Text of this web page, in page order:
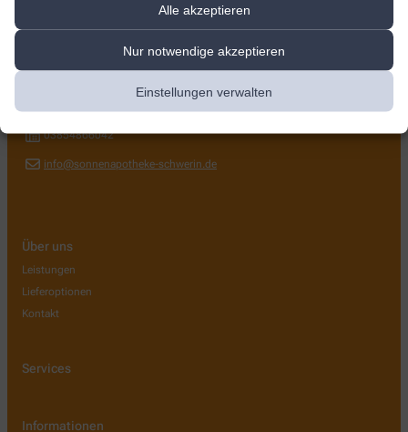
Alle akzeptieren
Nur notwendige akzeptieren
Einstellungen verwalten
Sonnen Apotheke
03854866042
info@sonnenapotheke-schwerin.de
Über uns
Leistungen
Lieferoptionen
Kontakt
Services
Informationen